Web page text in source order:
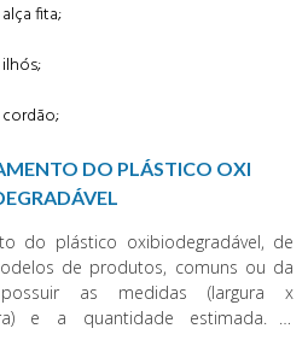
fita;
DO PLÁSTICO OXI
do plástico oxibiodegradável, de
de produtos, comuns ou da
as medidas (largura x
e a quantidade estimada. A